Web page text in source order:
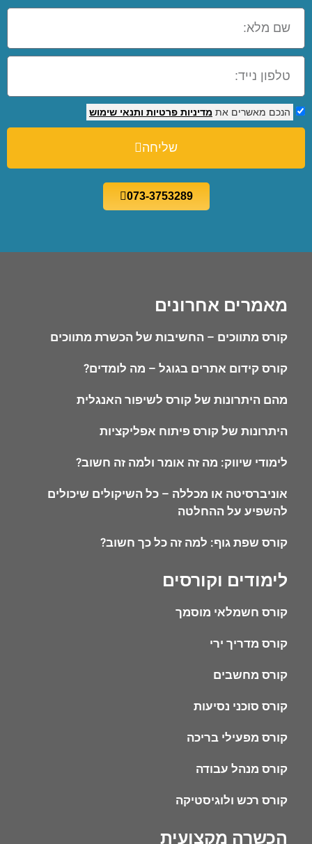
הנכם מאשרים את מדיניות פרטיות ותנאי שימוש
שליחה
073-3753289
הכשרה מקצועית
לימודים וקורסים
קורס חשמלאי מוסמך
קורס מדריך ירי
קורס מחשבים
קורס סוכני נסיעות
קורס מפעילי בריכה
קורס מנהל עבודה
קורס רכש ולוגיסטיקה
מאמרים אחרונים
קורס מתווכים – החשיבות של הכשרת מתווכים
קורס קידום אתרים בגוגל – מה לומדים?
מהם היתרונות של קורס לשיפור האנגלית
היתרונות של קורס פיתוח אפליקציות
לימודי שיווק: מה זה אומר ולמה זה חשוב?
אוניברסיטה או מכללה – כל השיקולים שיכולים
להשפיע על ההחלטה
קורס שפת גוף: למה זה כל כך חשוב?